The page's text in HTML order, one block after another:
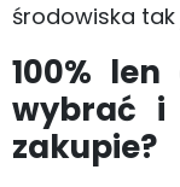
środowiska
100%
wybrać i
zakupie?